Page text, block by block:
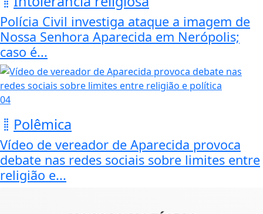
Polícia Civil investiga ataque a imagem de
Nossa Senhora Aparecida em Nerópolis;
caso é...
04
Polêmica
Vídeo de vereador de Aparecida provoca
debate nas redes sociais sobre limites entre
religião e...